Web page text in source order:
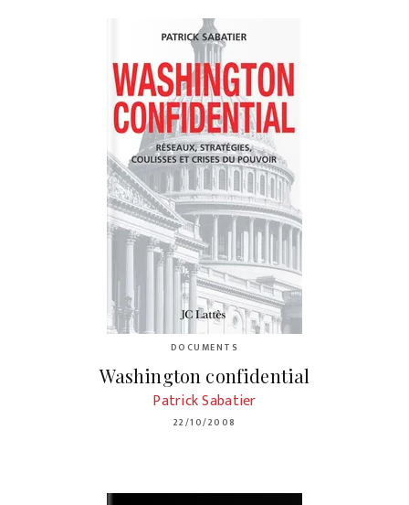
DOCUMENTS
Washington confidential
Patrick Sabatier
22/10/2008